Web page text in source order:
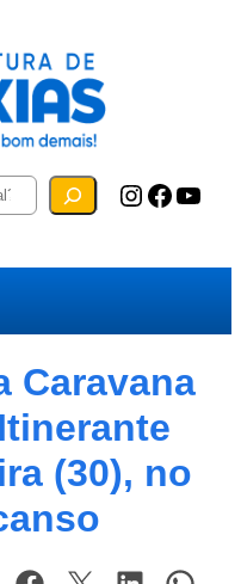
Instagram Facebook YouTube
Caravana
(30), no